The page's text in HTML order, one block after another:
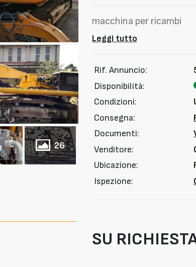
26
macchina per ricambi
Leggi tutto
Rif. Annuncio:
Disponibilità:
Condizioni:
Consegna:
Documenti:
Venditore:
Ubicazione:
Ispezione:
SU